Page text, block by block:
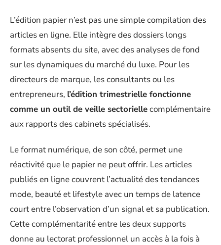
L’édition papier n’est pas une simple compilation des
articles en ligne. Elle intègre des dossiers longs
formats absents du site, avec des analyses de fond
sur les dynamiques du marché du luxe. Pour les
directeurs de marque, les consultants ou les
entrepreneurs, l’édition trimestrielle fonctionne
comme un outil de veille sectoriellecomplémentaire
aux rapports des cabinets spécialisés.
Le format numérique, de son côté, permet une
réactivité que le papier ne peut offrir. Les articles
publiés en ligne couvrent l’actualité des tendances
mode, beauté et lifestyle avec un temps de latence
court entre l’observation d’un signal et sa publication.
Cette complémentarité entre les deux supports
donne au lectorat professionnel un accès à la fois à